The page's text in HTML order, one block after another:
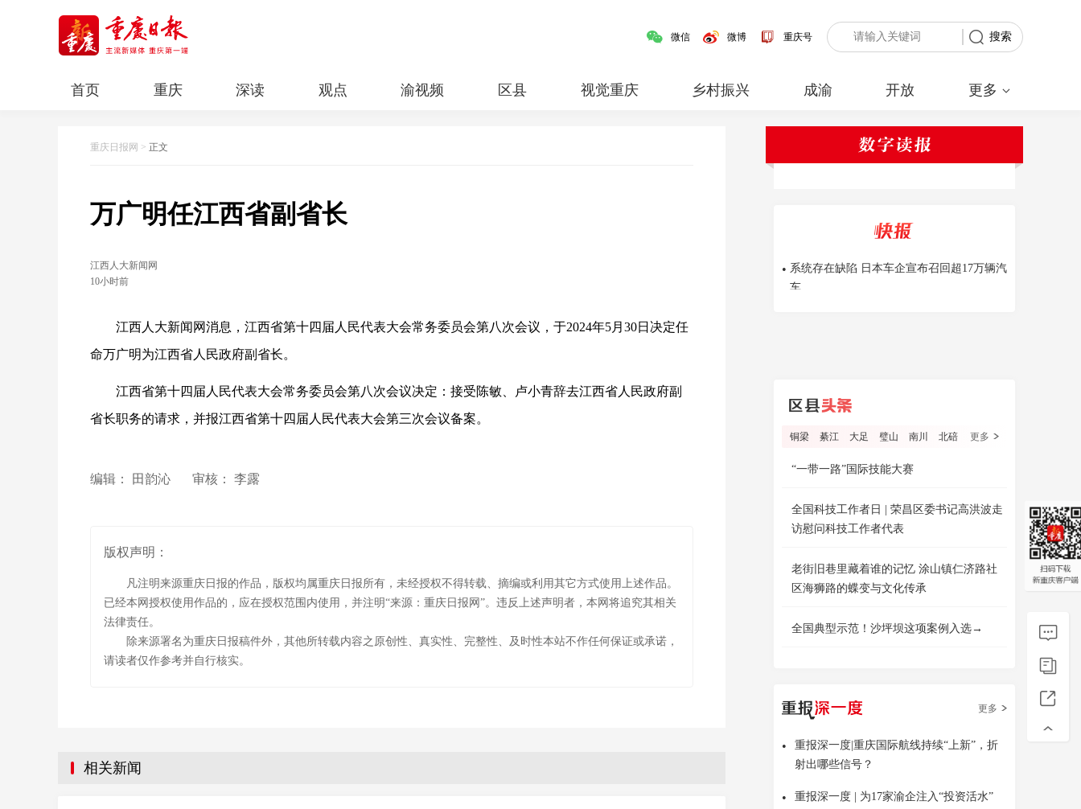
微信 微博 重庆号 搜索
首页 重庆 深读 观点 渝视频 区县 视觉重庆 乡村振兴 成渝 开放 更多
重庆日报网 > 正文
万广明任江西省副省长
江西人大新闻网
10小时前
江西人大新闻网消息，江西省第十四届人民代表大会常务委员会第八次会议，于2024年5月30日决定任
命万广明为江西省人民政府副省长。
江西省第十四届人民代表大会常务委员会第八次会议决定：接受陈敏、卢小青辞去江西省人民政府副
省长职务的请求，并报江西省第十四届人民代表大会第三次会议备案。
编辑： 田韵沁 审核： 李露
版权声明：
凡注明来源重庆日报的作品，版权均属重庆日报所有，未经授权不得转载、摘编或利用其它方式使用上述作品。
已经本网授权使用作品的，应在授权范围内使用，并注明“来源：重庆日报网”。违反上述声明者，本网将追究其相关
法律责任。
除来源署名为重庆日报稿件外，其他所转载内容之原创性、真实性、完整性、及时性本站不作任何保证或承诺，
请读者仅作参考并自行核实。
相关新闻
我国成功发射巴基斯坦多任务通信卫星
• 万广明任江西省副省长
• 王钧任甘肃省副省长
荷兰机场一人落入飞机发动机丧生
• 系统存在缺陷 日本车企宣布召回超17万辆汽
车
铜梁 綦江 大足 璧山 南川 北碚 更多
“一带一路”国际技能大赛
全国科技工作者日 | 荣昌区委书记高洪波走
访慰问科技工作者代表
老街旧巷里藏着谁的记忆 涂山镇仁济路社
区海狮路的蝶变与文化传承
全国典型示范！沙坪坝这项案例入选→
更多
•
重报深一度|重庆国际航线持续“上新”，折
射出哪些信号？
•
重报深一度 | 为17家渝企注入“投资活水”